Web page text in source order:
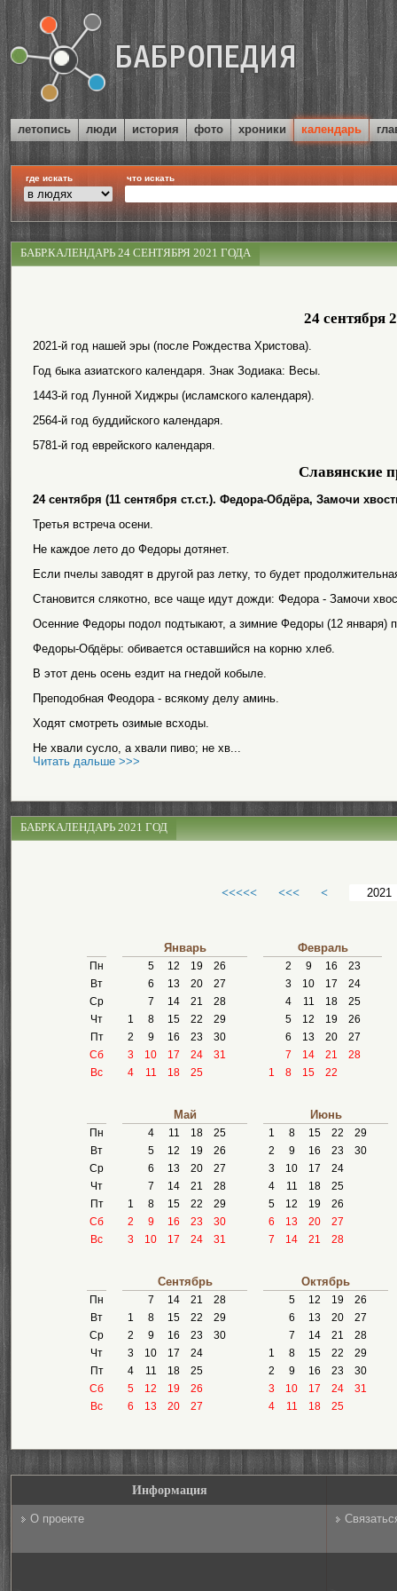
летопись люди история фото хроники календарь
где искать что искать
БАБР.КАЛЕНДАРЬ 24 СЕНТЯБРЯ 2021 ГОДА
24 сентября
2021-й год нашей эры (после Рождества Христова).
Год быка азиатского календаря. Знак Зодиака: Весы.
1443-й год Лунной Хиджры (исламского календаря).
2564-й год буддийского календаря.
5781-й год еврейского календаря.
Славянские
24 сентября (11 сентября ст.ст.). Федора-Обдёра, Замочи
Третья встреча осени.
Не каждое лето до Федоры дотянет.
Если пчелы заводят в другой раз летку, то будет
Становится слякотно, все чаще идут дожди: Федора - Замочи
Осенние Федоры подол подтыкают, а зимние Федоры (12 января)
Федоры-Обдёры: обивается оставшийся на корню хлеб.
В этот день осень ездит на гнедой кобыле.
Преподобная Феодора - всякому делу аминь.
Ходят смотреть озимые всходы.
Не хвали сусло, а хвали пиво; не хв...
Читать дальше >>>
БАБР.КАЛЕНДАРЬ 2021 ГОД
<<<<< <<< <
Пн
Вт
Ср
Чт
Пт
Сб
Вс
Январь
5 12 19
26
6
13 20
27
7
14 21
28
1
8 15 22
29
2
9 16 23
30
3
10 17 24
31
4
11 18 25
Февраль
2 9 16
23
3
10 17
24
4
11 18
25
5
12 19
26
6
13 20
27
7
14 21
28
1
8 15 22
Пн
Вт
Ср
Чт
Пт
Сб
Вс
Май
4 11 18
25
5
12 19
26
6
13 20
27
7
14 21
28
1
8 15 22
29
2
9 16 23
30
3
10 17 24 31
Июнь
1 8 15 22
29
2
9 16 23
30
3
10 17
24
4
11 18
25
5
12 19
26
6
13 20
27
7
14 21 28
Пн
Вт
Ср
Чт
Пт
Сб
Вс
Сентябрь
7 14 21
28
1
8 15 22
29
2
9 16 23
30
3
10 17
24
4
11 18
25
5
12 19
26
6
13 20 27
Октябрь
5 12 19
26
6
13 20
27
7
14 21
28
1
8 15 22
29
2
9 16 23
30
3
10 17 24
31
4
11 18 25
Информация
О проекте